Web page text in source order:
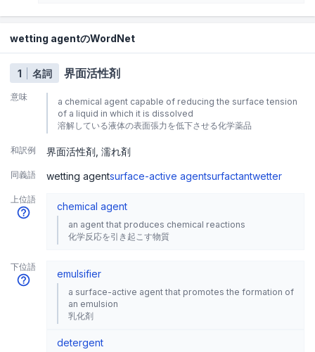
wetting agentのWordNet
1 名詞 界面活性剤
意味
a chemical agent capable of reducing the surface tension
of a liquid in which it is dissolved
溶解している液体の表面張力を低下させる化学薬品
和訳例 界面活性剤 濡れ剤
同義語 wetting agentsurface-active agentsurfactantwetter
上位語
chemical agent
an agent that produces chemical reactions
化学反応を引き起こす物質
下位語
emulsifier
a surface-active agent that promotes the formation of
an emulsion
乳化剤
detergent